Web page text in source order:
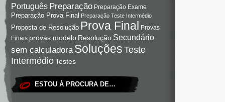
Português Preparação Preparação Exame
Preparação Prova Final Preparação Teste Intermédio
Proposta de Resolução Prova Final Provas
Finais provas modelo Resolução Secundário
sem calculadora Soluções Teste
IntermédioTestes
ESTOU À PROCURA DE…